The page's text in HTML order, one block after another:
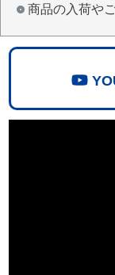
商品の入荷や